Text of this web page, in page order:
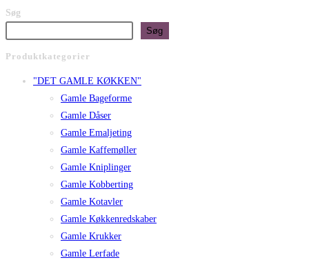
Søg
Søg
Produktkategorier
"DET GAMLE KØKKEN"
Gamle Bageforme
Gamle Dåser
Gamle Emaljeting
Gamle Kaffemøller
Gamle Kniplinger
Gamle Kobberting
Gamle Kotavler
Gamle Køkkenredskaber
Gamle Krukker
Gamle Lerfade